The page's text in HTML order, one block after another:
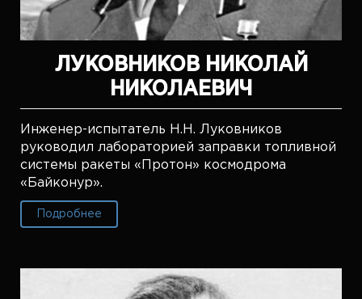
ЛУКОВНИКОВ НИКОЛАЙ
НИКОЛАЕВИЧ
Инженер-испытатель Н.Н. Луковников
руководил лабораторией заправки топливной
системы ракеты «Протон» космодрома
«Байконур».
Подробнее